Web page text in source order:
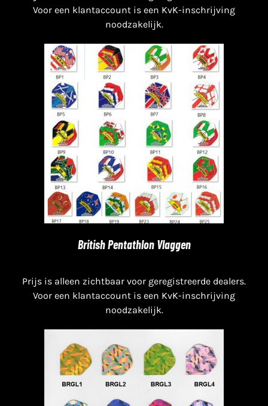
Voor een klantaccount is een KvK-inschrijving
noodzakelijk.
British Pentathlon Vlaggen
Prijs is alleen zichtbaar voor geregistreerde dealers.
Voor een klantaccount is een KvK-inschrijving
noodzakelijk.